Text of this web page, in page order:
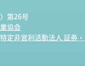
第26号
協会
特定非営利活動法人 証券